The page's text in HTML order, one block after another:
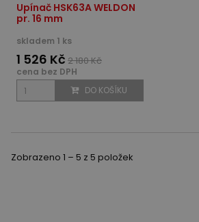
Upínač HSK63A WELDON
pr. 16 mm
skladem 1 ks
1 526 Kč 2 180 Kč
cena bez DPH
DO KOŠÍKU
Zobrazeno 1 – 5 z 5 položek